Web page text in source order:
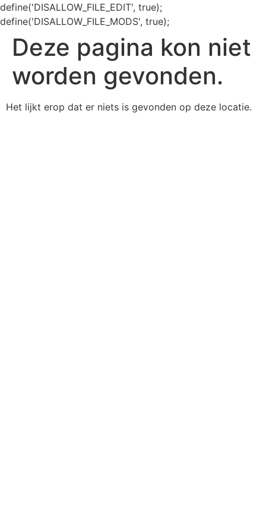
define('DISALLOW_FILE_EDIT', true);
define('DISALLOW_FILE_MODS', true);
Deze pagina kon niet
worden gevonden.
Het lijkt erop dat er niets is gevonden op deze locatie.